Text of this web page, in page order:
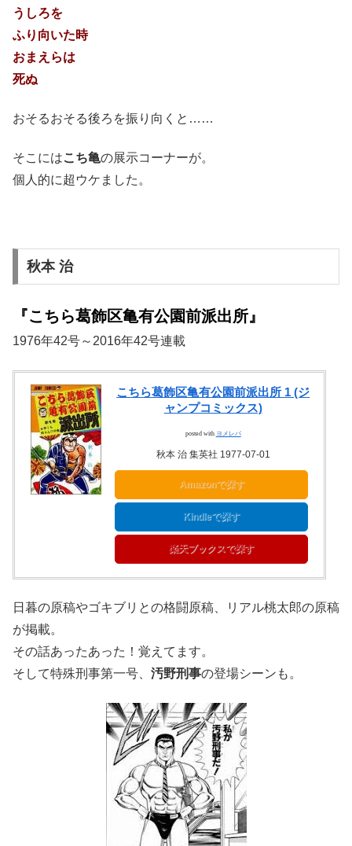
うしろを
ふり向いた時
おまえらは
死ぬ
おそるおそる後ろを振り向くと……
そこにはこち亀の展示コーナーが。
個人的に超ウケました。
秋本 治
『こちら葛飾区亀有公園前派出所』
1976年42号～2016年42号連載
こちら葛飾区亀有公園前派出所 1 (ジ
ャンプコミックス)
posted with ヨメレバ
秋本 治 集英社 1977-07-01
Amazonで探す
Kindleで探す
楽天ブックスで探す
日暮の原稿やゴキブリとの格闘原稿、リアル桃太郎の原稿
が掲載。
その話あったあった！覚えてます。
そして特殊刑事第一号、 汚野刑事の登場シーンも。